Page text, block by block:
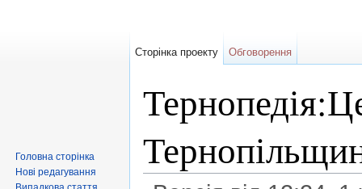
Сторінка проекту Обговорення
Головна сторінка
Нові редагування